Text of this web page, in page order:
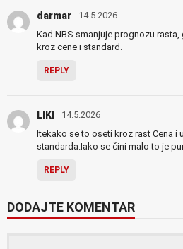
darmar 14.5.2026
Kad NBS smanjuje prognozu
kroz cene i standard.
REPLY
LIKI 14.5.2026
Itekako se to oseti kroz rast Cena i
standarda.Iako se čini malo to je
REPLY
DODAJTE KOMENTAR